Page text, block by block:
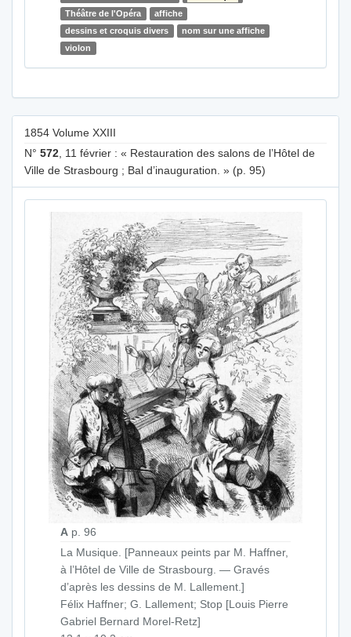
Théâtre de l'Opéra
affiche
dessins et croquis divers
nom sur une affiche
violon
1854 Volume XXIII
N° 572 , 11 février : « Restauration des salons de l’Hôtel de
Ville de Strasbourg ; Bal d’inauguration. » (p. 95)
A p. 96
La Musique. [Panneaux peints par M. Haffner,
à l’Hôtel de Ville de Strasbourg. — Gravés
d’après les dessins de M. Lallement.]
Félix Haffner; G. Lallement; Stop [Louis Pierre
Gabriel Bernard Morel-Retz]